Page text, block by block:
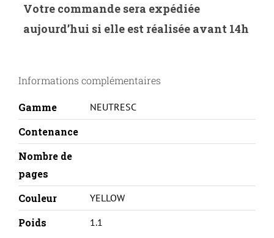
C.040Y-
CANON
Y
Votre commande sera expédiée
aujourd’hui si elle est réalisée avant 14h
Informations complémentaires
Gamme NEUTRESC
Contenance
Nombre de
pages
Couleur
YELLOW
Poids 1.1